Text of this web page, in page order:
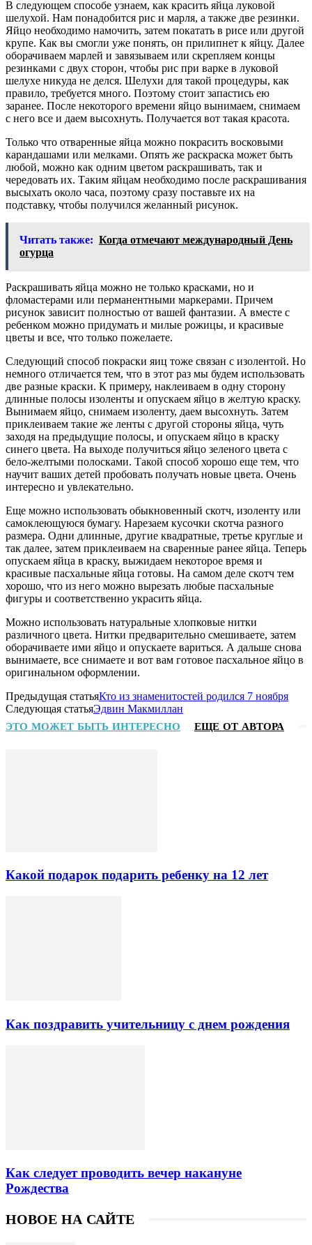
В следующем способе узнаем, как красить яйца луковой
шелухой. Нам понадобится рис и марля, а также две резинки.
Яйцо необходимо намочить, затем покатать в рисе или другой
крупе. Как вы смогли уже понять, он прилипнет к яйцу. Далее
оборачиваем марлей и завязываем или скрепляем концы
резинками с двух сторон, чтобы рис при варке в луковой
шелухе никуда не делся. Шелухи для такой процедуры, как
правило, требуется много. Поэтому стоит запастись ею
заранее. После некоторого времени яйцо вынимаем, снимаем
с него все и даем высохнуть. Получается вот такая красота.
Только что отваренные яйца можно покрасить восковыми
карандашами или мелками. Опять же раскраска может быть
любой, можно как одним цветом раскрашивать, так и
чередовать их. Таким яйцам необходимо после раскрашивания
высыхать около часа, поэтому сразу поставьте их на
подставку, чтобы получился желанный рисунок.
Читать также: Когда отмечают международный День
огурца
Раскрашивать яйца можно не только красками, но и
фломастерами или перманентными маркерами. Причем
рисунок зависит полностью от вашей фантазии. А вместе с
ребенком можно придумать и милые рожицы, и красивые
цветы и все, что только пожелаете.
Следующий способ покраски яиц тоже связан с изолентой. Но
немного отличается тем, что в этот раз мы будем использовать
две разные краски. К примеру, наклеиваем в одну сторону
длинные полосы изоленты и опускаем яйцо в желтую краску.
Вынимаем яйцо, снимаем изоленту, даем высохнуть. Затем
приклеиваем такие же ленты с другой стороны яйца, чуть
заходя на предыдущие полосы, и опускаем яйцо в краску
синего цвета. На выходе получиться яйцо зеленого цвета с
бело-желтыми полосками. Такой способ хорошо еще тем, что
научит ваших детей пробовать получать новые цвета. Очень
интересно и увлекательно.
Еще можно использовать обыкновенный скотч, изоленту или
самоклеющуюся бумагу. Нарезаем кусочки скотча разного
размера. Одни длинные, другие квадратные, третье круглые и
так далее, затем приклеиваем на сваренные ранее яйца. Теперь
опускаем яйца в краску, выжидаем некоторое время и
красивые пасхальные яйца готовы. На самом деле скотч тем
хорошо, что из него можно вырезать любые пасхальные
фигуры и соответственно украсить яйца.
Можно использовать натуральные хлопковые нитки
различного цвета. Нитки предварительно смешиваете, затем
оборачиваете ими яйцо и опускаете вариться. А дальше снова
вынимаете, все снимаете и вот вам готовое пасхальное яйцо в
оригинальном оформлении.
Предыдущая статьяКто из знаменитостей родился 7 ноября
Следующая статьяЭдвин Макмиллан
ЭТО МОЖЕТ БЫТЬ ИНТЕРЕСНО ЕЩЕ ОТ АВТОРА
Какой подарок подарить ребенку на 12 лет
Как поздравить учительницу с днем рождения
Как следует проводить вечер накануне
Рождества
НОВОЕ НА САЙТЕ